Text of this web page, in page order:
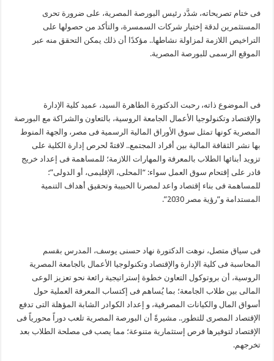
فى ختام تصريحاته، شدَّد رئيس البورصة المصرية، على ضرورة تحرى
المستثمرين لدقة إختيار شركات السمسرة، والتأكد من حصولها على
التراخيص اللازمة لمزاولة نشاطها.. مؤكدًا أن ذلك يمكن التحقق منه عبر
الموقع الرسمى للبورصة المصرية.
فى الموضوع ذاته، رحبت الدكتورة الطاهرة السيد، عميد كلية الإدارة
والإقتصاد وتكنولوجيا الأعمال الجامعة الروسية، بالتعاون والشراكة مع البورصة
المصرية كونها تمثل سوق الأوراق المالية الرسمية فى مصر، والجهة المنوط
بها نشر الثقافة المالية بين أفراد المجتمع.. لافتةً لحرص إدارة الكلية على
تزويد أبنائها الطلاب بالمعرفة والمهارات اللازمة؛ للمساهمة فى إعداد خريج
قادر على إقتحام سوق العمل سواء: “المحلى، الإقليمى، أو الدولى”؛
للمساهمة فى بناء إقتصاد واعد لمصرنا الحبيبة وتحقيق أهداف التنمية
المستدامة و”رؤية مصر 2030”.
فى سياق متصل، نوهت الدكتورة نهاد حسنى يوسف، المدرس بقسم
المحاسبة فى كلية الإدارة والإقتصاد وتكنولوجيا الأعمال بالجامعة المصرية
الروسية، أن بروتوكول التعاون خطوة إستراتيجية رائعة نحو تعزيز الوعى
المالى بين طلاب الجامعة؛ بما يُساهم فى إكتساب المعرفة العملية حول
أسواق المال والكيانات المصرفية، و إعداد الكوادر الشابة المؤهلة التى تدفع
الإقتصاد المصرى للتطور.. مشيرةً أن البورصة المصرية تلعب دوراً محورياً فى
الإقتصاد لتوفيرها فرص إستثمارية متنوعة؛ مما يصب فى مصلحة الطلاب بعد
تخرجهم.